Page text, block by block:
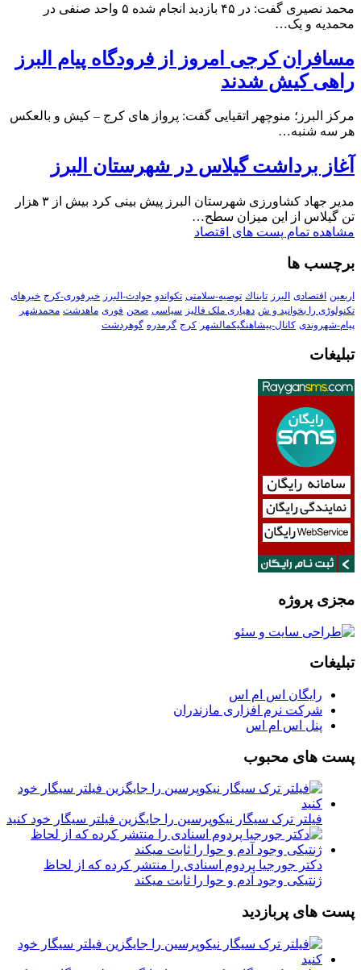
محمد نصیری گفت: در ۴۵ بازدید انجام شده ۵ واحد صنفی در
محمدیه و یک…
مسافران کرجی امروز از فرودگاه پیام البرز
راهی کیش شدند
مرکز البرز؛ منوچهر اتقیایی گفت: پرواز های کرج – کیش و بالعکس
هر سه شنبه…
آغاز برداشت گیلاس در شهرستان البرز
مدیر جهاد کشاورزی شهرستان البرز پیش بینی کرد بیش از ۳ هزار
تن گیلاس از این میزان سطح…
مشاهده تمام پست های اقتصاد
برچسب ها
اربعین اقتصادی البرز تابناك توصیه-سلامتی تکواندو حوادث-البرز خبرفوری-کرج خبرهای
تکنولوڑی را بخوانید و ش دهیاری ملک فالیز سیاسی صحن فوری ماهدشت محمدشهر
پیام-شهروندی کانال-پیشاهنگیکمالشهر کرج گرمدره گوهردشت
تبلیغات
مجزی پروژه
تبلیغات
رایگان اس ام اس
شرکت نرم افزاری مازندران
پنل اس ام اس
پست های محبوب
فیلتر ترک سیگار نیکوپرسین را جایگزین فیلتر سیگار خود کنید
دکتر جورجیا پردوم اسنادی را منتشر کرده که از لحاظ
ژنتیکی وجود آدم و حوا را ثابت میکند
پست های پربازدید